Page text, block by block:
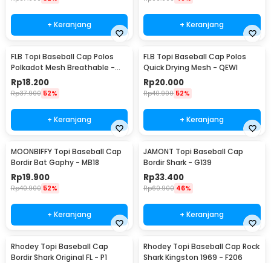
+ Keranjang + Keranjang
FLB Topi Baseball Cap Polos
Polkadot Mesh Breathable -
MZ237
Rp18.200
Rp37.900 52%
+ Keranjang
FLB Topi Baseball Cap Polos
Quick Drying Mesh - QEWI
Rp20.000
Rp40.900 52%
+ Keranjang
MOONBIFFY Topi Baseball Cap
Bordir Bat Gaphy - MB18
Rp19.900
Rp40.900 52%
+ Keranjang
JAMONT Topi Baseball Cap
Bordir Shark - G139
Rp33.400
Rp60.900 46%
+ Keranjang
Rhodey Topi Baseball Cap
Bordir Shark Original FL - P1
Rhodey Topi Baseball Cap Rock
Shark Kingston 1969 - F206